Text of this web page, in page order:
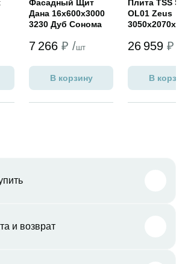
Фасадный Щит
Дана 16х600х3000
3230 Дуб Сонома
дуб сонома
7 266 ₽ /шт
В корзину
Плита TSS
OL01 Zeus
3050x2070x8
26 959 ₽ /
В
и возврат